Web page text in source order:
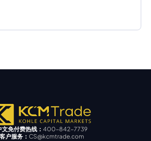
文免付费热线： 400-842-7739
客户服务： CS@kcmtrade.com